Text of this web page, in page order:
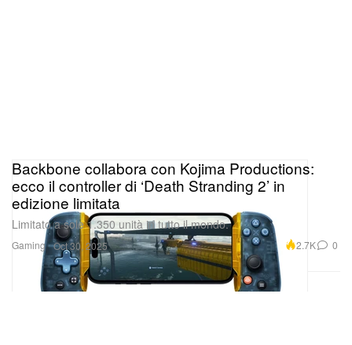
Gaming
Backbone collabora con Kojima Productions:
ecco il controller di ‘Death Stranding 2’ in
edizione limitata
Limitato a sole 1.350 unità in tutto il mondo.
Oct 30, 2025 2.7K 0